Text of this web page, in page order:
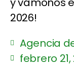
2026!
Agencia
febrero 21,